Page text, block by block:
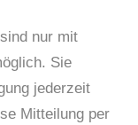
nur mit
Sie
jederzeit
Mitteilung per